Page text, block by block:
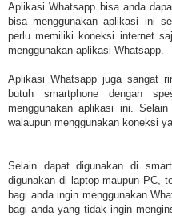
Aplikasi Whatsapp bisa anda
bisa menggunakan aplikasi ini
perlu memiliki koneksi internet
menggunakan aplikasi Whatsapp.
Aplikasi Whatsapp juga sangat
butuh smartphone dengan
menggunakan aplikasi ini.
walaupun menggunakan koneksi
Selain dapat digunakan di
digunakan di laptop maupun PC,
bagi anda ingin menggunakan
bagi anda yang tidak ingin